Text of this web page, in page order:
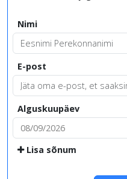
Nimi
E-post
Alguskuupäev
Lisa sõnum